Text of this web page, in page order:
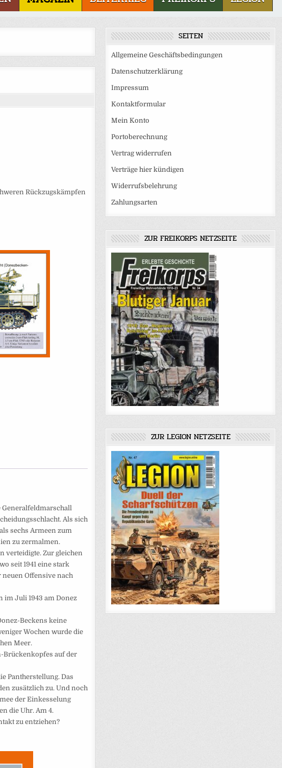
Rückzugskämpfen
Generalfeldmarschall
Als sich
sechs Armeen zum
zu zermalmen.
verteidigte. Zur gleichen
seit 1941 eine stark
Offensive nach
im Juli 1943 am Donez
Beckens keine
­Wochen wurde die
Meer.
Brückenkopfes auf der
Pantherstellung. Das
zusätzlich zu. Und noch
der Einkesselung
die Uhr. Am 4.
zu entziehen?
SEITEN
Allgemeine Geschäftsbedingungen
Datenschutzerklärung
Impressum
Kontaktformular
Mein Konto
Portoberechnung
Vertrag widerrufen
Verträge hier kündigen
Widerrufsbelehrung
Zahlungsarten
ZUR FREIKORPS NETZSEITE
ZUR LEGION NETZSEITE